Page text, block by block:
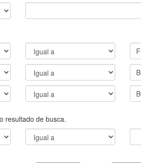
resultado de busca.